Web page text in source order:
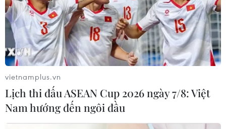
vietnamplus.vn
Lịch thi đấu ASEAN Cup 2026 ngày 7/8: Việt
Nam hướng đến ngôi đầu